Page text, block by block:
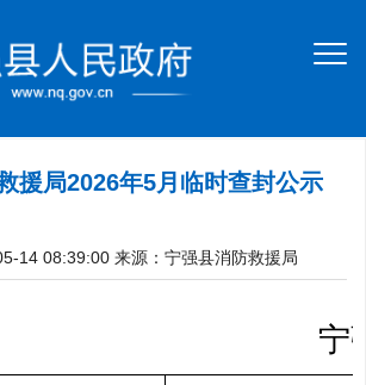
援局2026年5月临时查封公示
14 08:39:00 来源：宁强县消防救援局
宁